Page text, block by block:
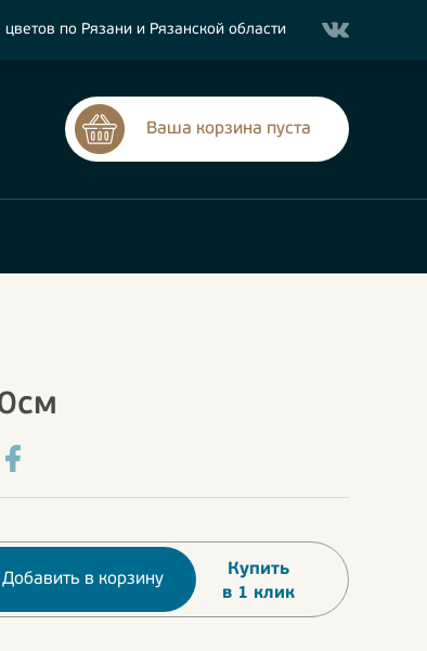
цветов по Рязани и Рязанской области
Ваша корзина пуста
Добавить в корзину
Купить
в 1 клик